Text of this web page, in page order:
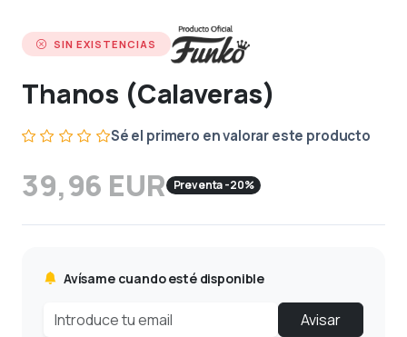
SIN EXISTENCIAS
Thanos (Calaveras)
Sé el primero en valorar este producto
39,96 EUR Preventa -20%
Avísame cuando esté disponible
Avisar